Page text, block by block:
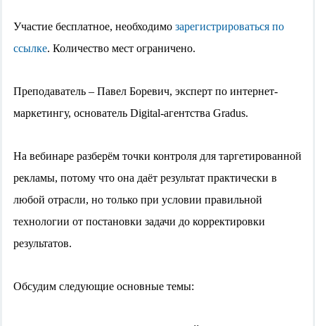
Участие бесплатное, необходимо зарегистрироваться по
ссылке. Количество мест ограничено.
Преподаватель – Павел Боревич, эксперт по интернет-
маркетингу, основатель Digital-агентства Gradus.
На вебинаре разберём точки контроля для таргетированной
рекламы, потому что она даёт результат практически в
любой отрасли, но только при условии правильной
технологии от постановки задачи до корректировки
результатов.
Обсудим следующие основные темы: